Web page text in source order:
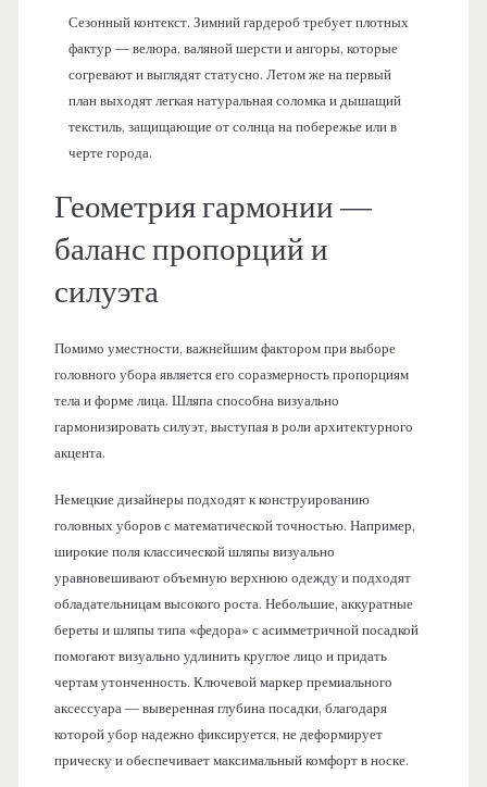
Сезонный контекст. Зимний гардероб требует плотных
фактур — велюра, валяной шерсти и ангоры, которые
согревают и выглядят статусно. Летом же на первый
план выходят легкая натуральная соломка и дышащий
текстиль, защищающие от солнца на побережье или в
черте города.
Геометрия гармонии —
баланс пропорций и
силуэта
Помимо уместности, важнейшим фактором при выборе
головного убора является его соразмерность пропорциям
тела и форме лица. Шляпа способна визуально
гармонизировать силуэт, выступая в роли архитектурного
акцента.
Немецкие дизайнеры подходят к конструированию
головных уборов с математической точностью. Например,
широкие поля классической шляпы визуально
уравновешивают объемную верхнюю одежду и подходят
обладательницам высокого роста. Небольшие, аккуратные
береты и шляпы типа «федора» с асимметричной посадкой
помогают визуально удлинить круглое лицо и придать
чертам утонченность. Ключевой маркер премиального
аксессуара — выверенная глубина посадки, благодаря
которой убор надежно фиксируется, не деформирует
прическу и обеспечивает максимальный комфорт в носке.